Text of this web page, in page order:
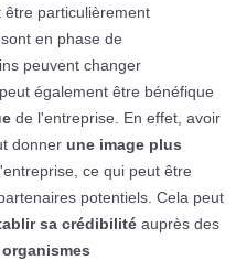
être particulièrement
en phase de
peuvent changer
également être bénéfique
de l'entreprise. En effet, avoir
donner une image plus
ce qui peut être
potentiels. Cela peut
sa crédibilité auprès des
organismes